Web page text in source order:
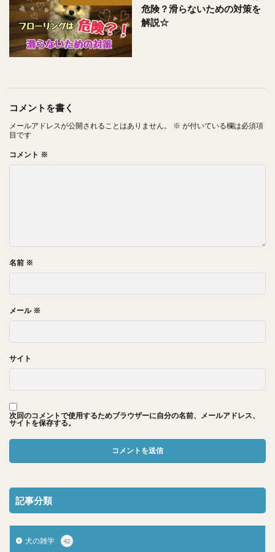
危険？滑らないための対策を
解説☆
コメントを書く
メールアドレスが公開されることはありません。 ※ が付いている欄は必須項
目です
コメント ※
名前 ※
メール ※
サイト
次回のコメントで使用するためブラウザーに自分の名前、メールアドレス、
サイトを保存する。
記事分類
犬の雑学 42